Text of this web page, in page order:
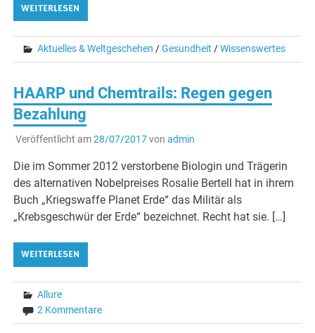
WEITERLESEN
Aktuelles & Weltgeschehen /Gesundheit /Wissenswertes
HAARP und Chemtrails: Regen gegen
Bezahlung
Veröffentlicht am28/07/2017von admin
Die im Sommer 2012 verstorbene Biologin und Trägerin
des alternativen Nobelpreises Rosalie Bertell hat in ihrem
Buch „Kriegswaffe Planet Erde“ das Militär als
„Krebsgeschwür der Erde“ bezeichnet. Recht hat sie. […]
WEITERLESEN
Allure
2 Kommentare